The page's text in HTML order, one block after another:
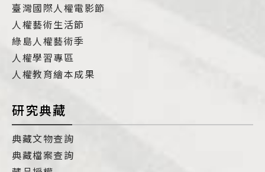
臺灣國際人權電影節
人權藝術生活節
綠島人權藝術季
人權學習專區
人權教育繪本成果
研究典藏
典藏文物查詢
典藏檔案查詢